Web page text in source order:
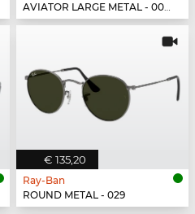
AVIATOR LARGE METAL - 004/51
€ 135,20
Ray-Ban
ROUND METAL - 029